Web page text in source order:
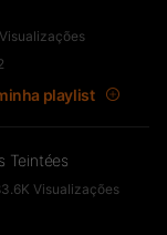
– SADEK sur
Visualizações
playlist
Teintées
Visualizações